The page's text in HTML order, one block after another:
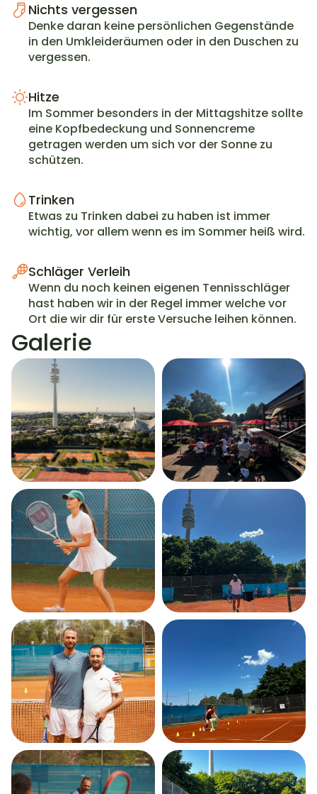
Nichts vergessen
Denke daran keine persönlichen Gegenstände
in den Umkleideräumen oder in den Duschen zu
vergessen.
Hitze
Im Sommer besonders in der Mittagshitze sollte
eine Kopfbedeckung und Sonnencreme
getragen werden um sich vor der Sonne zu
schützen.
Trinken
Etwas zu Trinken dabei zu haben ist immer
wichtig, vor allem wenn es im Sommer heiß wird.
Schläger Verleih
Wenn du noch keinen eigenen Tennisschläger
hast haben wir in der Regel immer welche vor
Ort die wir dir für erste Versuche leihen können.
Galerie